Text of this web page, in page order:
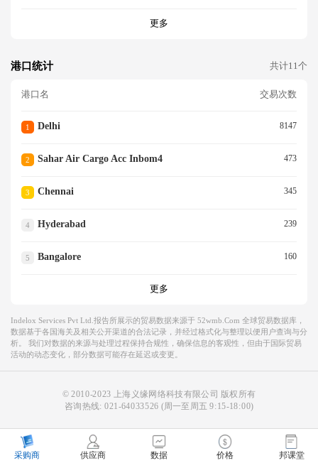
更多
港口统计 共计11个
港口名 交易次数
1 Delhi 8147
2 Sahar Air Cargo Acc Inbom4 473
3 Chennai 345
4 Hyderabad 239
5 Bangalore 160
更多
Indelox Services Pvt Ltd.报告所展示的贸易数据来源于 52wmb.com 全球贸易数据库，
数据基于各国海关及相关公开渠道的合法记录，并经过格式化与整理以便用户查询与分
析。 我们对数据的来源与处理过程保持合规性，确保信息的客观性，但由于国际贸易
活动的动态变化，部分数据可能存在延迟或变更。
© 2010-2023 上海义缘网络科技有限公司 版权所有
咨询热线:021-64033526 (周一至周五 9:15-18:00)
采购商 供应商 数据 价格 邦课堂